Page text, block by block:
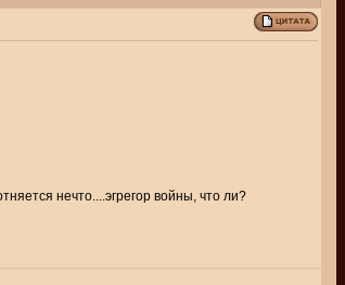
нечто....эгрегор войны, что ли?